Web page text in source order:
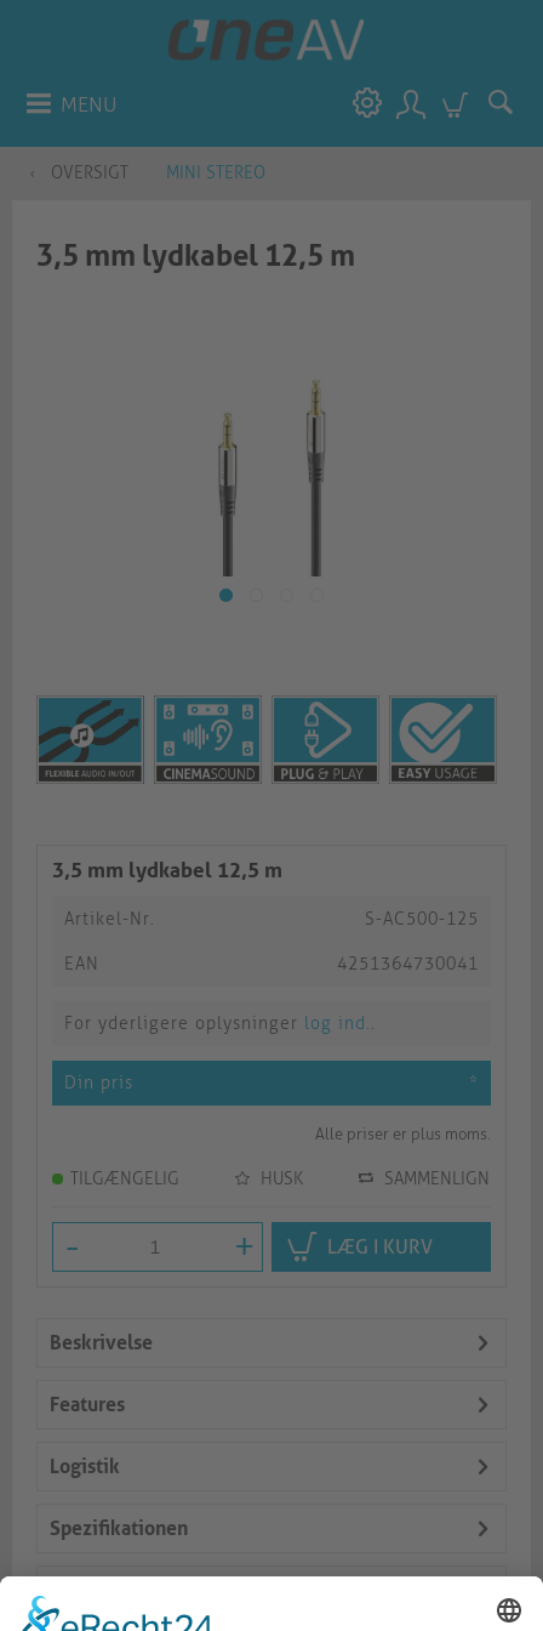
MENU
OVERSIGT MINI STEREO
3,5 mm lydkabel 12,5 m
3,5 mm lydkabel 12,5 m
Artikel-Nr. S-AC500-125
EAN 4251364730041
For yderligere oplysninger log ind..
Din pris *
Alle priser er plus moms.
TILGÆNGELIG HUSK SAMMENLIGN
- + LÆG I KURV
Beskrivelse
Features
Logistik
Spezifikationen